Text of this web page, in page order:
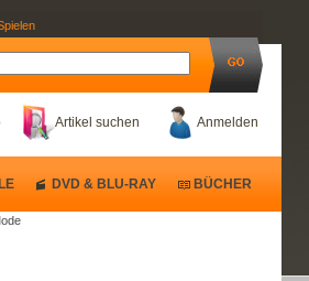
Anmelden
Artikel suchen
DVD & BLU-RAY BÜCHER